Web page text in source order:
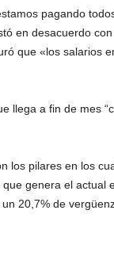
pagando
en desacuerdo
que «los salarios
llega a fin de mes
los pilares en los
genera el actual
20,7% de